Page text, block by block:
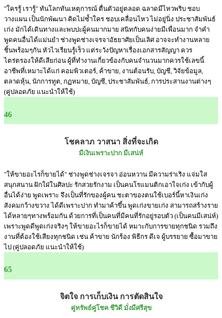
"ใครรู้ เรารู้" ทันโลกทันเหตุการณ์ ตื่นตัวอยู่ตลอด ฉลาดมีไหวพริบ ชอบ
วางแผน เป็นนักพัฒนา คิดไม่ซ้ำใคร ชอบเคลื่อนไหว ไม่อยู่นิ่ง ประชาสัมพันธ์
เก่ง มักได้เดินทางและพบปะผู้คนมากมาย สนิทกับคนง่ายมีเพื่อนมาก จำคำ
พูดคนอื่นได้แม่นยำ ช่างพูดช่างเจรจาอัธยาศัยเป็นเลิศ อาจจะทำงานหลาย
ชิ้นพร้อมๆกัน หัวไวเรียนรู้เร็ว แต่ระวังปัญหาเรื่องเอกสารสัญญา ควร
ไตร่ตรองให้ดีเสียก่อน ผู้ที่ทำงานเกี่ยวข้องกับคนจำนวนมากควรใช้เลขนี้
อาชีพที่เหมาะได้แก่ คอมพิวเตอร์, ค้าขาย, งานต้อนรับ, บัญชี, วิจัยข้อมูล,
ตลาดหุ้น, นักการทูต, กฏหมาย, บัญชี, ประชาสัมพันธ์, การประสานงานต่างๆ
(คู่ปลอดภัย แนะนำให้ใช้)
46
โชคลาภ วาสนา สิ่งที่จะเกิด
มีเงินเพราะปาก มีเสน่ห์
"ให้ขายอะไรก็ขายได้" ช่างพูดช่างเจรจา อ่อนหวาน มีความร่าเริง แจ่มใส
สนุกสนาน ฝักใฝ่ในศิลปะ รักสวยรักงาม เป็นคนโรแมนติกเอาใจเก่ง เข้ากับผู้
อื่นได้ง่าย พูดเพราะ จึงเป็นที่รักของผู้คน ชะตาของตนใช้เบอร์นี้หาเงินเก่ง
สังคมกว้างขวาง ได้ดีเพราะปาก ทำมาค้าขึ้น พูดเก่งขายเก่ง สามารถสร้างราย
ได้หลายๆทางพร้อมกัน ด้วยการที่เป็นคนที่มีคนที่รักอยู่รอบตัว (เป็นคนมีเสน่ห์)
เพราะพูดดีพูดเก่งจริงๆ ให้ขายอะไรก็ขายได้ หมาะกับการขายทุกชนิด รวมถึง
งานที่ต้องใช้เสียงทุกชนิด เช่น ค้าขาย นักร้อง พิธีกร ดีเจ ผู้บรรยาย ซื้อมาขาย
ไป (คู่ปลอดภัย แนะนำให้ใช้)
65
จิตใจ การเก็บเงิน การตัดสินใจ
คู่ทรัพย์คู่โชค ชีวิดี มั่งมีศรีสุข